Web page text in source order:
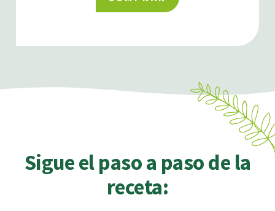
Sigue el paso a paso de la
receta: